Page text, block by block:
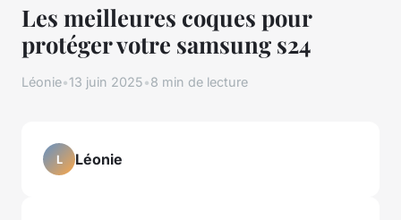
Les meilleures coques pour
protéger votre samsung s24
Léonie•13 juin 2025•8 min de lecture
L Léonie